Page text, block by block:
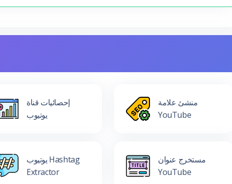
إحصائيات قناة
يوتيوب
منشئ علامة
YouTube
يوتيوب Hashtag
Extractor
مستخرج عنوان
YouTube